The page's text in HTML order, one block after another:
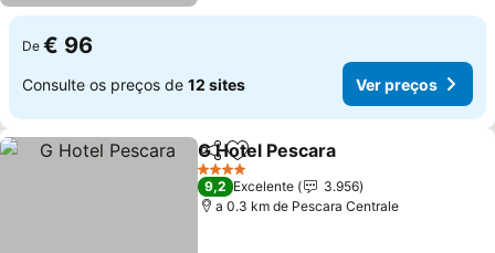
De € 96
Consulte os preços de 12 sites Ver preços
PartilharAdicionar aos favoritos
G Hotel Pescara
4 Estrelas
9,2 Excelente
3.956
a 0.3 km de Pescara Centrale